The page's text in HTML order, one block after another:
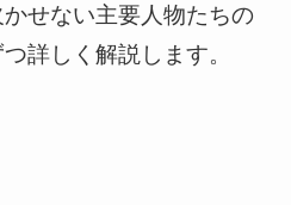
せない主要人物たちの
詳しく解説します。